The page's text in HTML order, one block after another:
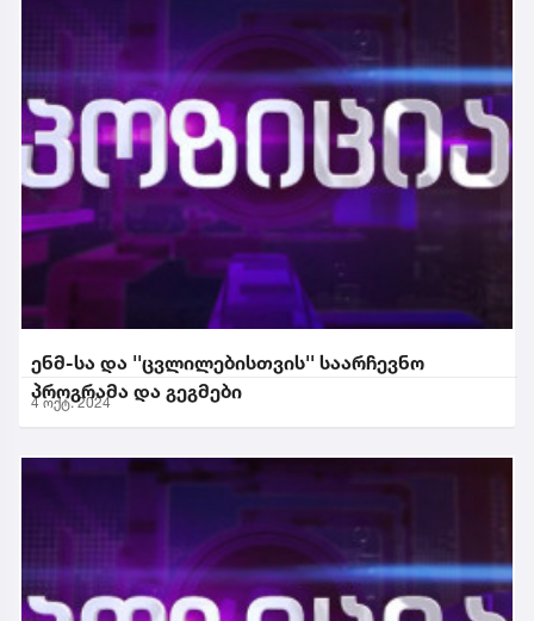
ენმ-სა და ''ცვლილებისთვის'' საარჩევნო
პროგრამა და გეგმები
4 ოქტ. 2024